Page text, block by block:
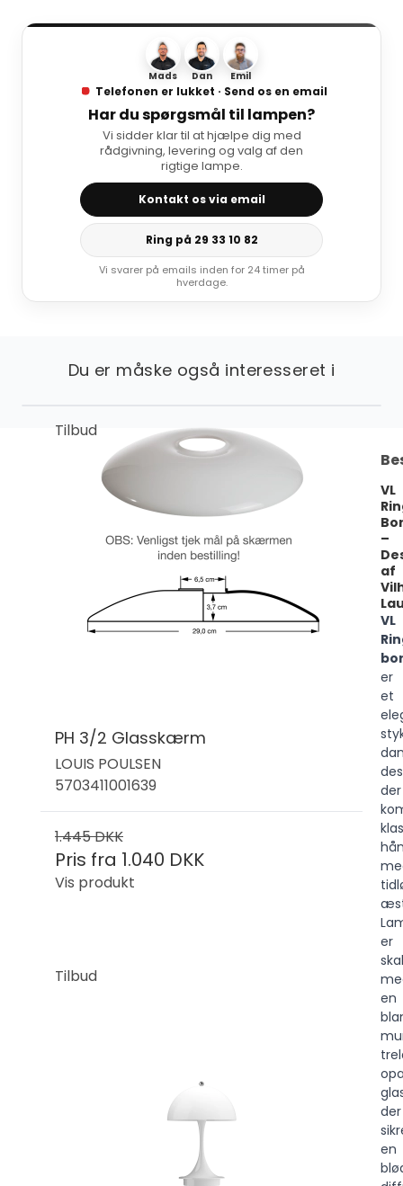
Mads Dan Emil
Telefonen er lukket · Send os en email
Har du spørgsmål til lampen?
Vi sidder klar til at hjælpe dig med
rådgivning, levering og valg af den
rigtige lampe.
Kontakt os via email
Ring på 29 33 10 82
Vi svarer på emails inden for 24 timer på
hverdage.
Du er måske også interesseret i
Tilbud
PH 3/2 Glasskærm
LOUIS POULSEN
5703411001639
1.445 DKK
Pris fra 1.040 DKK
Vis produkt
Tilbud
VL
–
af
VL
er
et
der
er
en
der
en